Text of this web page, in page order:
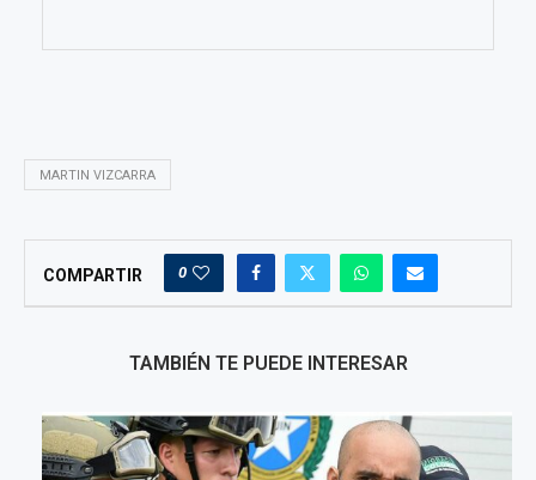
MARTIN VIZCARRA
COMPARTIR 0
TAMBIÉN TE PUEDE INTERESAR